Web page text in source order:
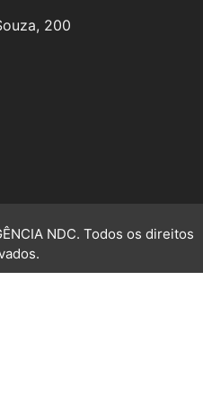
200
NDC. Todos os direitos